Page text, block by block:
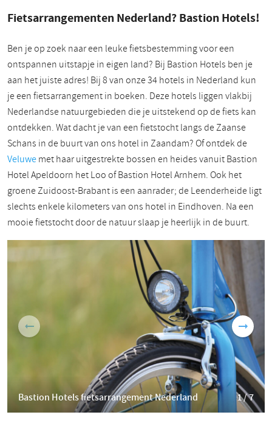
Fietsarrangementen Nederland? Bastion Hotels!
Ben je op zoek naar een leuke fietsbestemming voor een
ontspannen uitstapje in eigen land? Bij Bastion Hotels ben je
aan het juiste adres! Bij 8 van onze 34 hotels in Nederland kun
je een fietsarrangement in boeken. Deze hotels liggen vlakbij
Nederlandse natuurgebieden die je uitstekend op de fiets kan
ontdekken. Wat dacht je van een fietstocht langs de Zaanse
Schans in de buurt van ons hotel in Zaandam? Of ontdek de
Veluwemet haar uitgestrekte bossen en heides vanuit Bastion
Hotel Apeldoorn het Loo of Bastion Hotel Arnhem. Ook het
groene Zuidoost-Brabant is een aanrader; de Leenderheide ligt
slechts enkele kilometers van ons hotel in Eindhoven. Na een
mooie fietstocht door de natuur slaap je heerlijk in de buurt.
Bastion Hotels fietsarrangement Nederland 1 / 7